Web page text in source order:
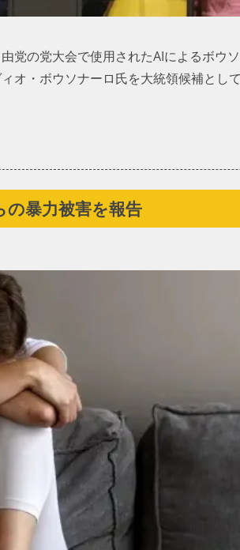
党の党大会で使用されたAIによるボウ
オ・ボウソナーロ氏を大統領候補とし
暴力被害を報告